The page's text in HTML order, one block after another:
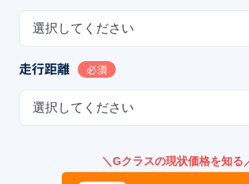
選択してください
走行距離 必須
選択してください
＼Gクラスの現状価格を知る